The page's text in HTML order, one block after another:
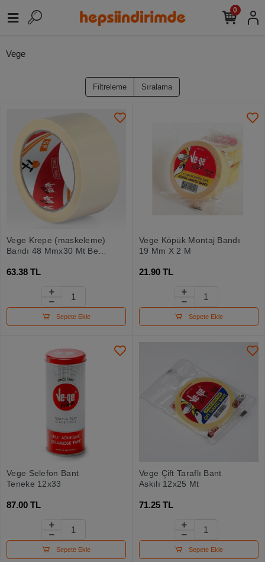
0
Vege
Filtreleme Sıralama
Vege Krepe (maskeleme)
Bandı 48 Mmx30 Mt Bej
63.38 TL
Sepete Ekle
Vege Köpük Montaj Bandı
19 Mm X 2 M
21.90 TL
Sepete Ekle
Vege Selefon Bant
Teneke 12x33
87.00 TL
Sepete Ekle
Vege Çift Taraflı Bant
Askılı 12x25 Mt
71.25 TL
Sepete Ekle